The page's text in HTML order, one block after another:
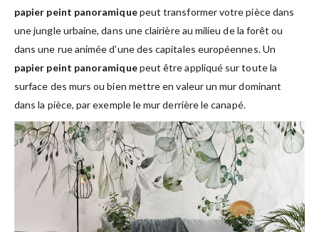
papier peint panoramiquepeut transformer votre pièce dans
une jungle urbaine, dans une clairière au milieu de la forêt ou
dans une rue animée d’une des capitales européennes. Un
papier peint panoramiquepeut être appliqué sur toute la
surface des murs ou bien mettre en valeur un mur dominant
dans la pièce, par exemple le mur derrière le canapé.